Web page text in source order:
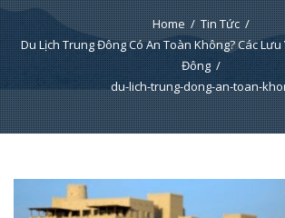
Home
Tin Tức
Du Lịch Trung Đông Có An Toàn Không? Các Lưu
Đông
du-lich-trung-dong-an-toan-